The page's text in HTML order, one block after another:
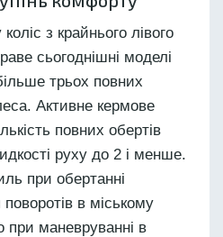
з крайнього лівого
сьогоднішні моделі
трьох повних
Активне кермове
повних обертів
руху до 2 і менше.
при обертанні
в міському
при маневруванні в